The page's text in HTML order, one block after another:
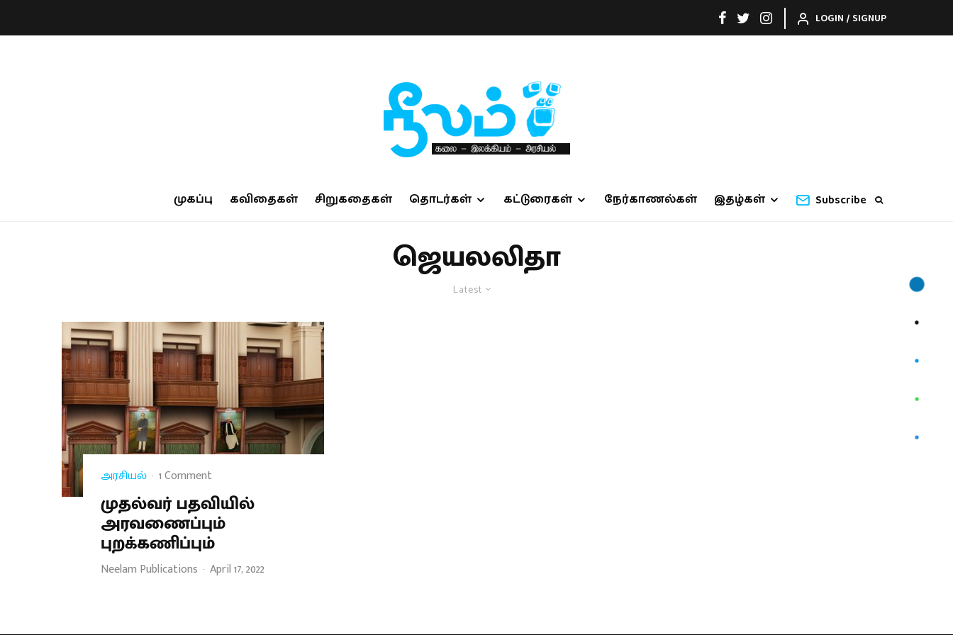
LOGIN / SIGNUP
முகப்பு கவிதைகள் சிறுகதைகள் தொடர்கள் கட்டுரைகள் நேர்காணல்கள் இதழ்கள் Subscribe
ஜெயலலிதா
Latest
அரசியல் · 1 Comment
முதல்வர் பதவியில்
அரவணைப்பும்
புறக்கணிப்பும்
Neelam Publications · April 17, 2022